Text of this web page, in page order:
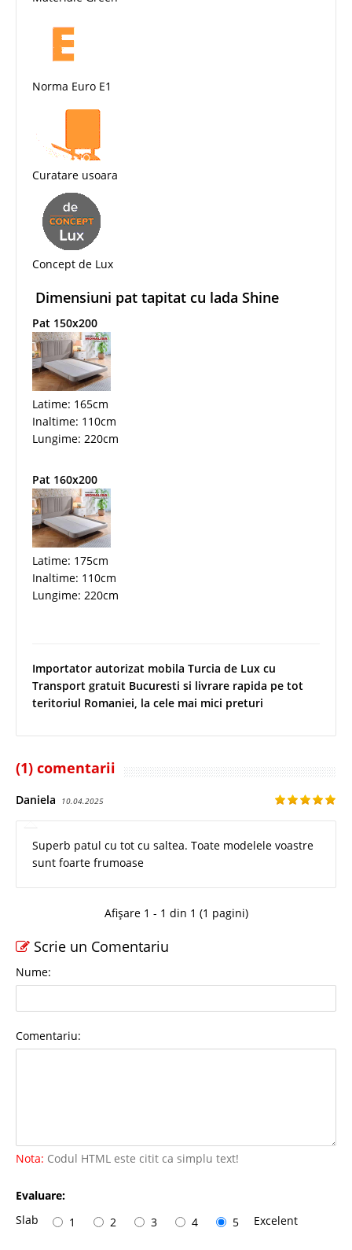
Norma Euro E1
Curatare usoara
Concept de Lux
Dimensiuni pat tapitat cu lada Shine
Pat 150x200
Latime: 165cm
Inaltime: 110cm
Lungime: 220cm
Pat 160x200
Latime: 175cm
Inaltime: 110cm
Lungime: 220cm
Importator autorizat mobila Turcia de Lux cu
Transport gratuit Bucuresti si livrare rapida pe tot
teritoriul Romaniei, la cele mai mici preturi
(1) comentarii
Daniela 10.04.2025
Superb patul cu tot cu saltea. Toate modelele voastre
sunt foarte frumoase
Afișare 1 - 1 din 1 (1 pagini)
Scrie un Comentariu
Nume:
Comentariu:
Nota: Codul HTML este citit ca simplu text!
Evaluare:
Slab
1 2 3 4 5 Excelent